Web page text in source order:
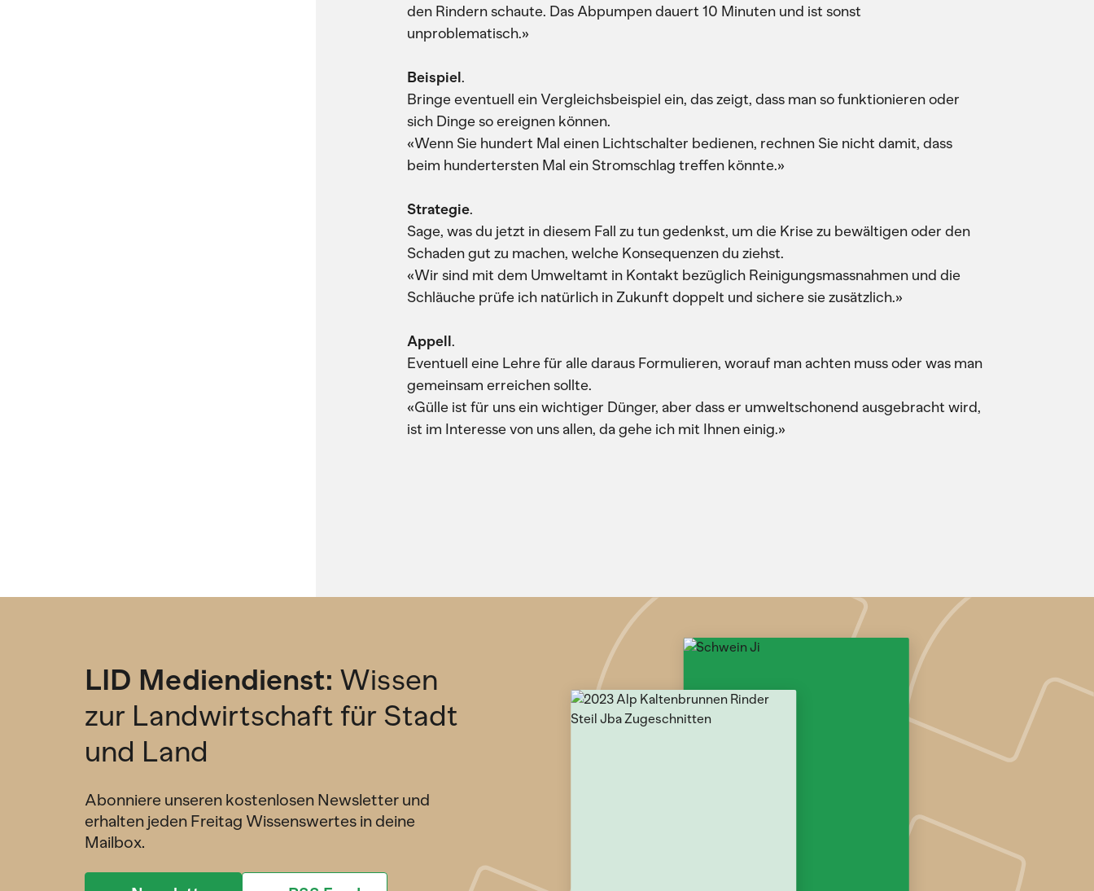
den Rindern schaute. Das Abpumpen dauert 10 Minuten und ist sonst
unproblematisch.»
Beispiel.
Bringe eventuell ein Vergleichsbeispiel ein, das zeigt, dass man so funktionieren oder
sich Dinge so ereignen können.
«Wenn Sie hundert Mal einen Lichtschalter bedienen, rechnen Sie nicht damit, dass
beim hundertersten Mal ein Stromschlag treffen könnte.»
Strategie.
Sage, was du jetzt in diesem Fall zu tun gedenkst, um die Krise zu bewältigen oder den
Schaden gut zu machen, welche Konsequenzen du ziehst.
«Wir sind mit dem Umweltamt in Kontakt bezüglich Reinigungsmassnahmen und die
Schläuche prüfe ich natürlich in Zukunft doppelt und sichere sie zusätzlich.»
Appell.
Eventuell eine Lehre für alle daraus Formulieren, worauf man achten muss oder was man
gemeinsam erreichen sollte.
«Gülle ist für uns ein wichtiger Dünger, aber dass er umweltschonend ausgebracht wird,
ist im Interesse von uns allen, da gehe ich mit Ihnen einig.»
LID Mediendienst: Wissen
zur Landwirtschaft für Stadt
und Land
Abonniere unseren kostenlosen Newsletter und
erhalten jeden Freitag Wissenswertes in deine
Mailbox.